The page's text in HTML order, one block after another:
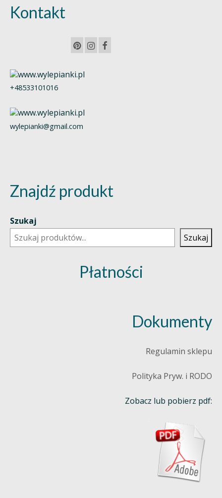
Kontakt
+48533101016
wylepianki@gmail.com
Znajdź produkt
Szukaj
Szukaj
Płatności
Dokumenty
Regulamin sklepu
Polityka Pryw. i RODO
Zobacz lub pobierz pdf: